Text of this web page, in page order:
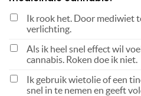
Ik rook het. Door mediwiet
verlichting.
Als ik heel snel effect wil
cannabis. Roken doe ik niet.
Ik gebruik wietolie of een
snel in te nemen en geeft